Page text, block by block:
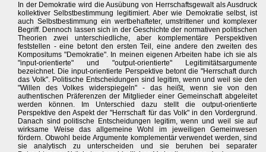
In der Demokratie wird die Ausübung von Herrschaftsgewalt als Ausdruck
kollektiver Selbstbestimmung legitimiert. Aber wie Demokratie selbst, ist
auch Selbstbestimmung ein wertbehafteter, umstrittener und komplexer
Begriff. Dennoch lassen sich in der Geschichte der normativen politischen
Theorien zwei unterschiedliche, aber komplementäre Perspektiven
feststellen - eine betont den ersten Teil, eine andere den zweiten des
Kompositums "Demokratie". In meinen eigenen Arbeiten habe ich sie als
"input-orientierte" und "output-orientierte" Legitimitätsargumente
bezeichnet. Die input-orientierte Perspektive betont die "Herrschaft durch
das Volk". Politische Entscheidungen sind legitim, wenn und weil sie den
"Willen des Volkes widerspiegeln" - das heißt, wenn sie von den
authentischen Präferenzen der Mitglieder einer Gemeinschaft abgeleitet
werden können. Im Unterschied dazu stellt die output-orientierte
Perspektive den Aspekt der "Herrschaft für das Volk" in den Vordergrund.
Danach sind politische Entscheidungen legitim, wenn und weil sie auf
wirksame Weise das allgemeine Wohl im jeweiligen Gemeinwesen
fördern. Obwohl beide Argumente komplementär verwendet werden, sind
sie analytisch zu unterscheiden und sie beruhen bei separater